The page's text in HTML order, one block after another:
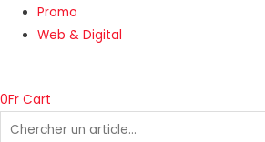
Promo
Web & Digital
0Fr Cart